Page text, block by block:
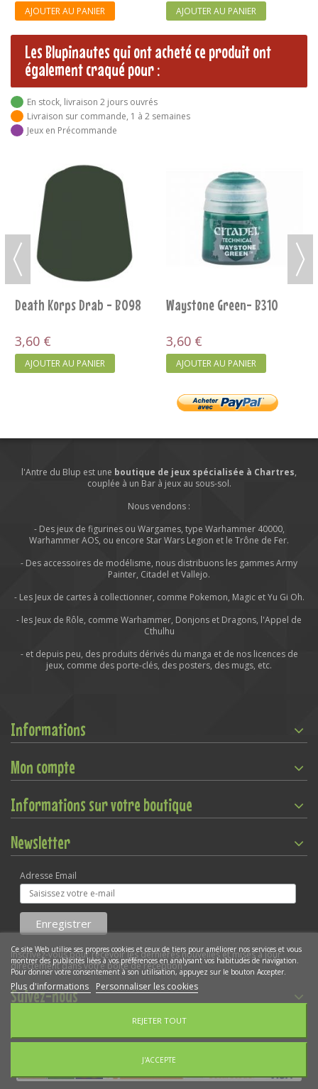
AJOUTER AU PANIER
AJOUTER AU PANIER
Les Blupinautes qui ont acheté ce produit ont
également craqué pour :
En stock, livraison 2 jours ouvrés
Livraison sur commande, 1 à 2 semaines
Jeux en Précommande
Death Korps Drab - B098
3,60 €
AJOUTER AU PANIER
Waystone Green- B310
3,60 €
AJOUTER AU PANIER
l'Antre du Blup est une boutique de jeux spécialisée à Chartres,
couplée à un Bar à jeux au sous-sol.
Nous vendons :
- Des jeux de figurines ou Wargames, type Warhammer 40000,
Warhammer AOS, ou encore Star Wars Legion et le Trône de Fer.
- Des accessoires de modélisme, nous distribuons les gammes Army
Painter, Citadel et Vallejo.
- Les Jeux de cartes à collectionner, comme Pokemon, Magic et Yu Gi Oh.
- les Jeux de Rôle, comme Warhammer, Donjons et Dragons, l'Appel de
Cthulhu
- et depuis peu, des produits dérivés du manga et de nos licences de
jeux, comme des porte-clés, des posters, des mugs, etc.
Informations
Mon compte
Informations sur votre boutique
Newsletter
Adresse Email
Inscrivez-vous pour recevoir les dernières nouvelles et mises à jour
directement dans votre boîte de réception
Suivez-nous
Gestion des cookies
Ce site Web utilise ses propres cookies et ceux de tiers pour améliorer nos services et vous
montrer des publicités liées à vos préférences en analysant vos habitudes de navigation.
Pour donner votre consentement à son utilisation, appuyez sur le bouton Accepter.
Plus d'informations Personnaliser les cookies
REJETER TOUT
J'ACCEPTE